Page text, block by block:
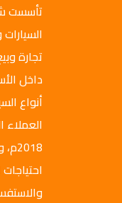
تجارة
داخل
أنواع